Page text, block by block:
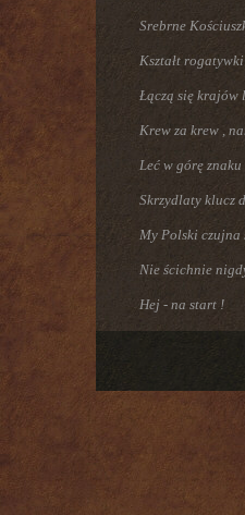
Srebrne
Kształt
Łączą się krajów
Krew za krew ,
Leć w górę
Skrzydlaty klucz
My Polski
Nie ścichnie
Hej - na start !